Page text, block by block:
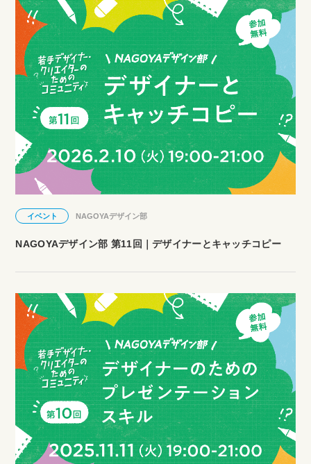
イベント NAGOYAデザイン部
NAGOYAデザイン部 第11回｜デザイナーとキャッチコピー